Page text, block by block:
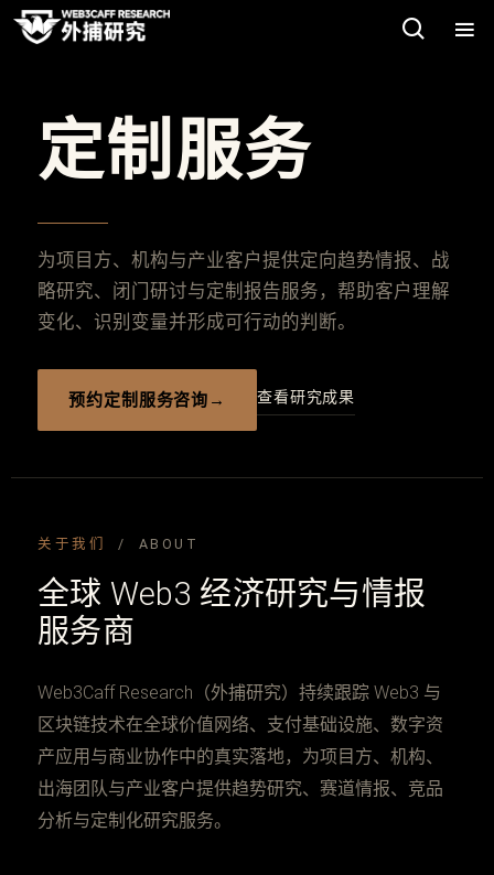
定制服务
为项目方、机构与产业客户提供定向趋势情报、战
略研究、闭门研讨与定制报告服务，帮助客户理解
变化、识别变量并形成可行动的判断。
预约定制服务咨询 → 查看研究成果
关于我们 / ABOUT
全球 Web3 经济研究与情报
服务商
Web3Caff Research（外捕研究）持续跟踪 Web3 与
区块链技术在全球价值网络、支付基础设施、数字资
产应用与商业协作中的真实落地，为项目方、机构、
出海团队与产业客户提供趋势研究、赛道情报、竞品
分析与定制化研究服务。